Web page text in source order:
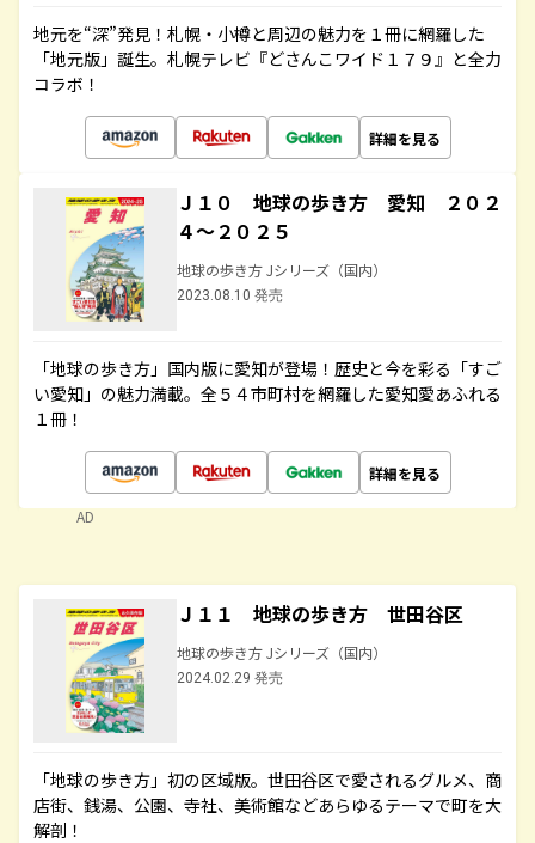
地元を“深”発見！札幌・小樽と周辺の魅力を１冊に網羅した
「地元版」誕生。札幌テレビ『どさんこワイド１７９』と全力
コラボ！
詳細を見る
Ｊ１０ 地球の歩き方 愛知 ２０２
４～２０２５
地球の歩き方 Jシリーズ（国内）
2023.08.10 発売
「地球の歩き方」国内版に愛知が登場！歴史と今を彩る「すご
い愛知」の魅力満載。全５４市町村を網羅した愛知愛あふれる
１冊！
詳細を見る
AD
Ｊ１１ 地球の歩き方 世田谷区
地球の歩き方 Jシリーズ（国内）
2024.02.29 発売
「地球の歩き方」初の区域版。世田谷区で愛されるグルメ、商
店街、銭湯、公園、寺社、美術館などあらゆるテーマで町を大
解剖！